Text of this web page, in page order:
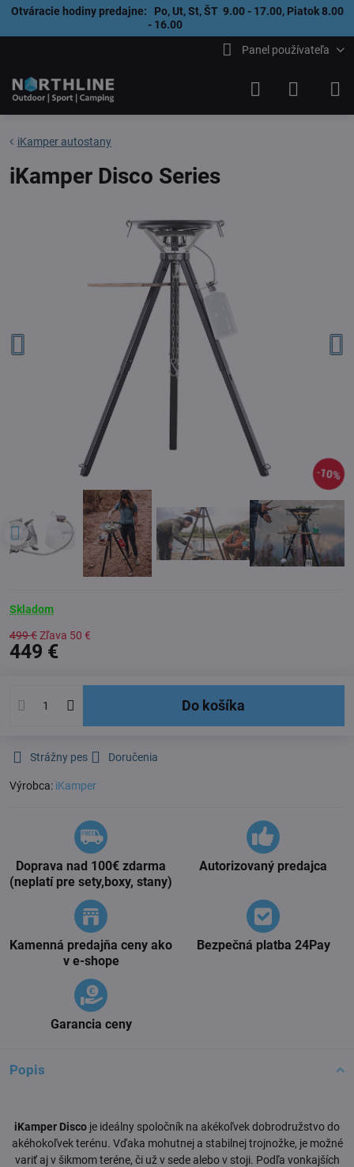
Otváracie hodiny predajne: Po, Ut, St, ŠT 9.00 - 17.00, Piatok 8.00
- 16.00
Panel používateľa
10%
iKamper autostany
iKamper Disco Series
Skladom
499 €Zľava 50 €
449 €
Do košíka
Strážny pes Doručenia
Výrobca: iKamper
Doprava nad 100€ zdarma
(neplatí pre sety,boxy, stany)
Autorizovaný predajca
Kamenná predajňa ceny ako
v e-shope
Bezpečná platba 24Pay
Garancia ceny
Popis
iKamper Disco je ideálny spoločník na akékoľvek dobrodružstvo do
akéhokoľvek terénu. Vďaka mohutnej a stabilnej trojnožke, je možné
variť aj v šikmom teréne, či už v sede alebo v stoji. Podľa vonkajších